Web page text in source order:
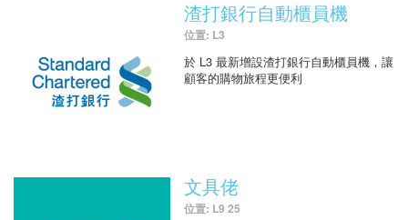
渣打銀行自動櫃員機
位置: L3
於 L3 最新增設渣打銀行自動櫃員機，讓
顧客的購物旅程更便利
文具佬
位置: L9 25